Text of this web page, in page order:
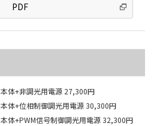
PDF
本体+非調光用電源 27,300円
本体+位相制御調光用電源30,300円
本体+PWM信号制御調光用電源32,300円